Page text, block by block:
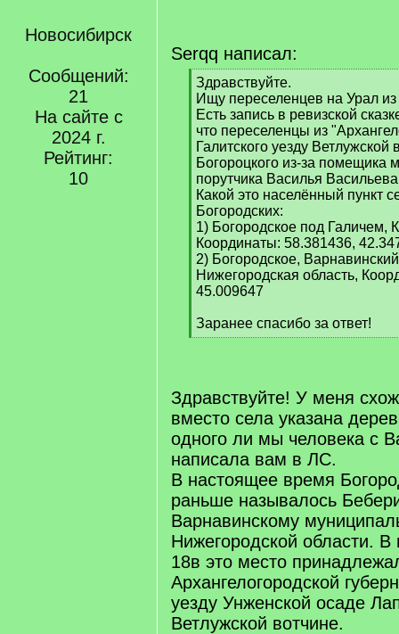
Новосибирск
Сообщений:
21
На сайте с
2024 г.
Рейтинг:
10
Serqq написал:
[
q
]
Здравствуйте.
Ищу переселенцев на Урал из
Есть запись в ревизской
что переселенцы из
Галитского уезду Ветлужской
Богороцкого из-за помещика
порутчика Василья
Какой это населённый пункт
Богородских:
1) Богородское под Галичем,
Координаты: 58.381436,
2) Богородское,
Нижегородская область,
45.009647
Заранее спасибо за ответ!
[
Здравствуйте! У меня
вместо села указана
одного ли мы человека с
написала вам в ЛС.
В настоящее время
раньше называлось
Варнавинскому
Нижегородской области.
18в это место
Архангелогородской
уезду Унженской осаде
Ветлужской вотчине.